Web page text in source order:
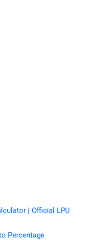
| Official LPU
Percentage